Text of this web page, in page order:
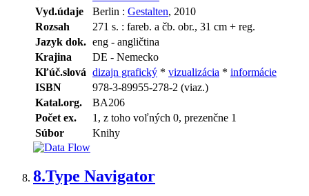
Vyd.údaje
Berlin : Gestalten, 2010
Rozsah
271 s. : fareb. a čb. obr., 31 cm + reg.
Jazyk dok. eng - angličtina
Krajina
DE - Nemecko
Kľúč.slová dizajn grafický * vizualizácia * informácie
ISBN
978-3-89955-278-2 (viaz.)
Katal.org.
BA206
Počet ex.
1, z toho voľných 0, prezenčne 1
Súbor
Knihy
8.Type Navigator